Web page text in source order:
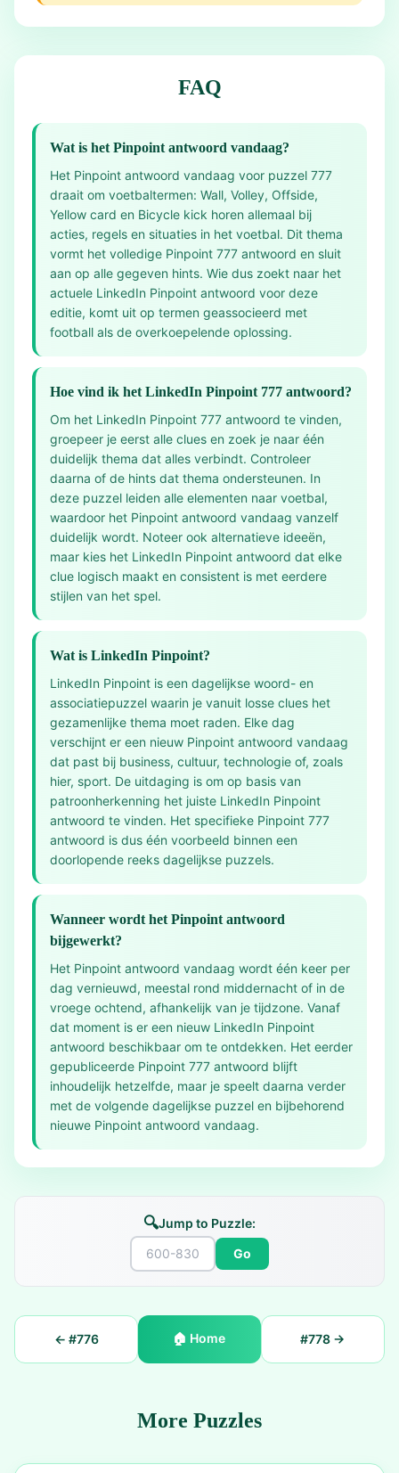
FAQ
Wat is het Pinpoint antwoord vandaag?
Het Pinpoint antwoord vandaag voor puzzel 777
draait om voetbaltermen: Wall, Volley, Offside,
Yellow card en Bicycle kick horen allemaal bij
acties, regels en situaties in het voetbal. Dit thema
vormt het volledige Pinpoint 777 antwoord en sluit
aan op alle gegeven hints. Wie dus zoekt naar het
actuele LinkedIn Pinpoint antwoord voor deze
editie, komt uit op termen geassocieerd met
football als de overkoepelende oplossing.
Hoe vind ik het LinkedIn Pinpoint 777 antwoord?
Om het LinkedIn Pinpoint 777 antwoord te vinden,
groepeer je eerst alle clues en zoek je naar één
duidelijk thema dat alles verbindt. Controleer
daarna of de hints dat thema ondersteunen. In
deze puzzel leiden alle elementen naar voetbal,
waardoor het Pinpoint antwoord vandaag vanzelf
duidelijk wordt. Noteer ook alternatieve ideeën,
maar kies het LinkedIn Pinpoint antwoord dat elke
clue logisch maakt en consistent is met eerdere
stijlen van het spel.
Wat is LinkedIn Pinpoint?
LinkedIn Pinpoint is een dagelijkse woord- en
associatiepuzzel waarin je vanuit losse clues het
gezamenlijke thema moet raden. Elke dag
verschijnt er een nieuw Pinpoint antwoord vandaag
dat past bij business, cultuur, technologie of, zoals
hier, sport. De uitdaging is om op basis van
patroonherkenning het juiste LinkedIn Pinpoint
antwoord te vinden. Het specifieke Pinpoint 777
antwoord is dus één voorbeeld binnen een
doorlopende reeks dagelijkse puzzels.
Wanneer wordt het Pinpoint antwoord
bijgewerkt?
Het Pinpoint antwoord vandaag wordt één keer per
dag vernieuwd, meestal rond middernacht of in de
vroege ochtend, afhankelijk van je tijdzone. Vanaf
dat moment is er een nieuw LinkedIn Pinpoint
antwoord beschikbaar om te ontdekken. Het eerder
gepubliceerde Pinpoint 777 antwoord blijft
inhoudelijk hetzelfde, maar je speelt daarna verder
met de volgende dagelijkse puzzel en bijbehorend
nieuwe Pinpoint antwoord vandaag.
🔍Jump to Puzzle:
Go
← #776 🏠 Home #778 →
More Puzzles